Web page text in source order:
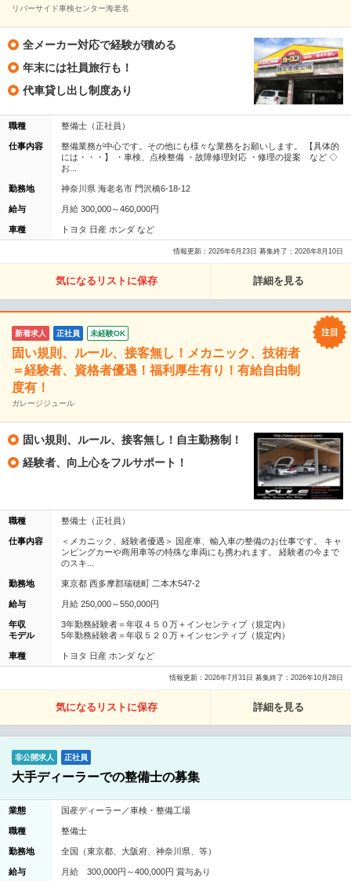
リバーサイド車検センター海老名
全メーカー対応で経験が積める
年末には社員旅行も！
代車貸し出し制度あり
職種 整備士（正社員）
仕事内容
整備業務が中心です。その他にも様々な業務をお願いします。 【具体的
には・・・】 ・車検、点検整備 ・故障修理対応 ・修理の提案 など ◇
お...
勤務地 神奈川県 海老名市 門沢橋6-18-12
給与 月給 300,000～460,000円
車種 トヨタ 日産 ホンダ など
情報更新：2026年6月23日 募集終了：2026年8月10日
気になるリストに保存 詳細を見る
新着求人 正社員 未経験OK
固い規則、ルール、接客無し！メカニック、技術者
＝経験者、資格者優遇！福利厚生有り！有給自由制
度有！
ガレージジュール
固い規則、ルール、接客無し！自主勤務制！
経験者、向上心をフルサポート！
職種 整備士（正社員）
仕事内容
＜メカニック、経験者優遇＞ 国産車、輸入車の整備のお仕事です。 キャ
ンピングカーや商用車等の特殊な車両にも携われます。 経験者の今まで
のスキ...
勤務地 東京都 西多摩郡瑞穂町 二本木547-2
給与 月給 250,000～550,000円
年収
モデル
3年勤務経験者＝年収４５０万＋インセンティブ（規定内）
5年勤務経験者＝年収５２０万＋インセンティブ（規定内）
車種 トヨタ 日産 ホンダ など
情報更新：2026年7月31日 募集終了：2026年10月28日
気になるリストに保存 詳細を見る
非公開求人 正社員
大手ディーラーでの整備士の募集
業態 国産ディーラー／車検・整備工場
職種 整備士
勤務地 全国（東京都、大阪府、神奈川県、等）
給与 月給 300,000円～400,000円 賞与あり